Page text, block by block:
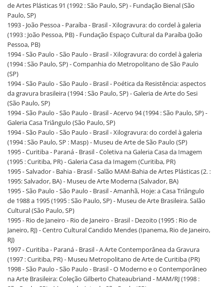
de Artes Plásticas 91 (1992 : São Paulo, SP) - Fundação Bienal (São
Paulo, SP)
1993 - João Pessoa - Paraíba - Brasil - Xilogravura: do cordel à galeria
(1993 : João Pessoa, PB) - Fundação Espaço Cultural da Paraíba (João
Pessoa, PB)
1994 - São Paulo - São Paulo - Brasil - Xilogravura: do cordel à galeria
(1994 : São Paulo, SP) - Companhia do Metropolitano de São Paulo
(SP)
1994 - São Paulo - São Paulo - Brasil - Poética da Resistência: aspectos
da gravura brasileira (1994 : São Paulo, SP) - Galeria de Arte do Sesi
(São Paulo, SP)
1994 - São Paulo - São Paulo - Brasil - Acervo 94 (1994 : São Paulo, SP) -
Galeria Casa Triângulo (São Paulo, SP)
1994 - São Paulo - São Paulo - Brasil - Xilogravura: do cordel à galeria
(1994 : São Paulo, SP : Masp) - Museu de Arte de São Paulo (SP)
1995 - Curitiba - Paraná - Brasil - Coletiva na Galeria Casa da Imagem
(1995 : Curitiba, PR) - Galeria Casa da Imagem (Curitiba, PR)
1995 - Salvador - Bahia - Brasil - Salão MAM-Bahia de Artes Plásticas (2. :
1995: Salvador, BA) - Museu de Arte Moderna (Salvador, BA)
1995 - São Paulo - São Paulo - Brasil - Amanhã, Hoje: a Casa Triângulo
de 1988 a 1995 (1995 : São Paulo, SP) - Museu de Arte Brasileira. Salão
Cultural (São Paulo, SP)
1995 - Rio de Janeiro - Rio de Janeiro - Brasil - Dezoito (1995 : Rio de
Janeiro, RJ) - Centro Cultural Candido Mendes (Ipanema, Rio de Janeiro,
RJ)
1997 - Curitiba - Paraná - Brasil - A Arte Contemporânea da Gravura
(1997 : Curitiba, PR) - Museu Metropolitano de Arte de Curitiba (PR)
1998 - São Paulo - São Paulo - Brasil - O Moderno e o Contemporâneo
na Arte Brasileira: Coleção Gilberto Chateaubriand - MAM/RJ (1998 :